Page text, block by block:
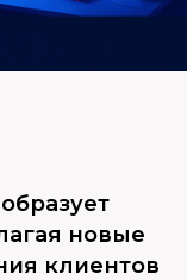
новые
клиентов